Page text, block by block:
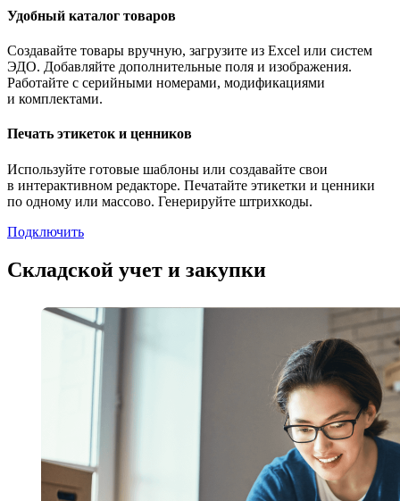
Удобный каталог товаров
Создавайте товары вручную, загрузите из Excel или систем
ЭДО. Добавляйте дополнительные поля и изображения.
Работайте с серийными номерами, модификациями
и комплектами.
Печать этикеток и ценников
Используйте готовые шаблоны или создавайте свои
в интерактивном редакторе. Печатайте этикетки и ценники
по одному или массово. Генерируйте штрихкоды.
Подключить
Складской учет и закупки